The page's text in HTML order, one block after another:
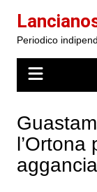
contenuto
Periodico
l’Ortona